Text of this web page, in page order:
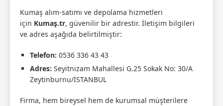
Kumaş alım-satımı ve depolama hizmetleri
için Kumaş.tr, güvenilir bir adrestir. İletişim bilgileri
ve adres aşağıda belirtilmiştir:
Telefon: 0536 336 43 43
Adres: Seyitnizam Mahallesi G.25 Sokak No: 30/A
Zeytinburnu/İSTANBUL
Firma, hem bireysel hem de kurumsal müşterilere